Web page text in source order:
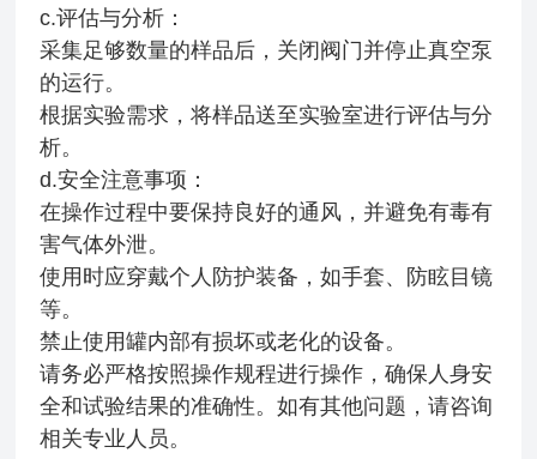
c.评估与分析：
采集足够数量的样品后，关闭阀门并停止真空泵
的运行。
根据实验需求，将样品送至实验室进行评估与分
析。
d.安全注意事项：
在操作过程中要保持良好的通风，并避免有毒有
害气体外泄。
使用时应穿戴个人防护装备，如手套、防眩目镜
等。
禁止使用罐内部有损坏或老化的设备。
请务必严格按照操作规程进行操作，确保人身安
全和试验结果的准确性。如有其他问题，请咨询
相关专业人员。